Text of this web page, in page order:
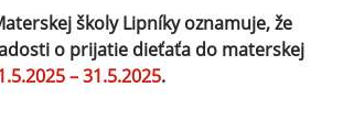
školy Lipníky oznamuje, že
o prijatie dieťaťa do materskej
– 31.5.2025.